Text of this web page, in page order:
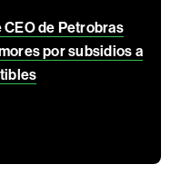
de Petrobras
por subsidios a